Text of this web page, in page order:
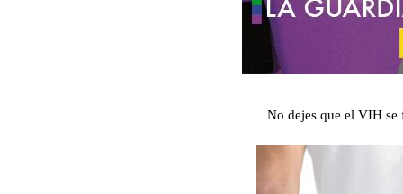
No dejes que el VIH se